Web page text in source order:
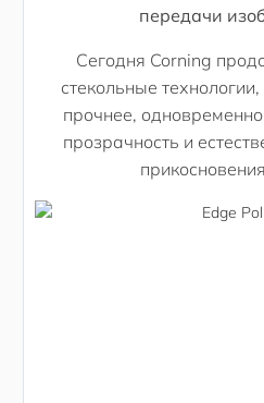
передачи
Сегодня Corning
стекольные
прочнее,
прозрачность и